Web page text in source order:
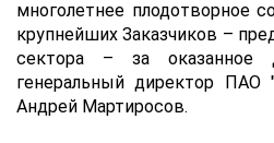
многолетнее плодотворное
крупнейших Заказчиков –
сектора – за оказанное
генеральный директор ПАО
Андрей Мартиросов.